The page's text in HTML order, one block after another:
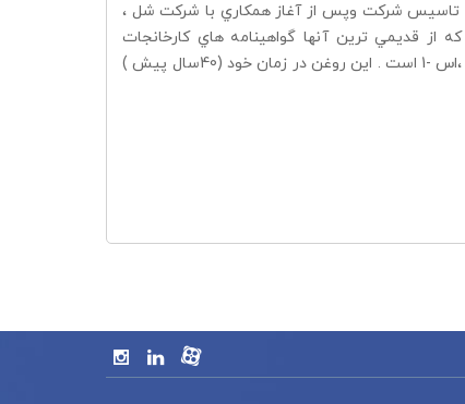
تاسيس شركت وپس از آغاز همكاري با شركت شل ،
از قديمي ترين آنها گواهينامه هاي كارخانجات
مرسدس بنز آلمان، وزارت دفاع انگليس وكمپاني كاترپيلار براي روغن موتور پارس كيان ،اس -1 است . اين روغن در زمان خود (40سال پيش )